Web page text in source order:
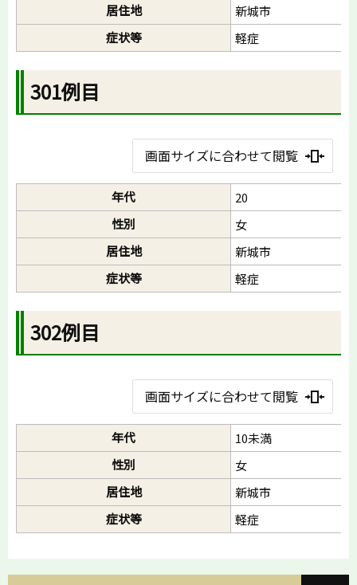
居住地
新城市
症状等
軽症
301例目
画面サイズに合わせて閲覧
年代
20
性別
女
居住地
新城市
症状等
軽症
302例目
画面サイズに合わせて閲覧
年代
10未満
性別
女
居住地
新城市
症状等
軽症